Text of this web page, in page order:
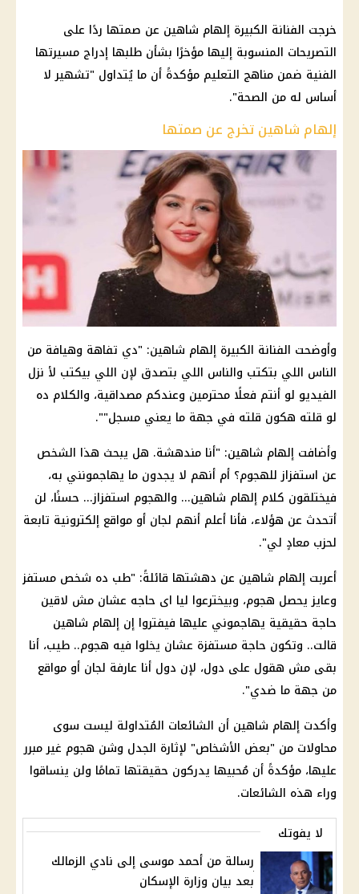
خرجت الفنانة الكبيرة إلهام شاهين عن صمتها ردًا على
التصريحات المنسوبة إليها مؤخرًا بشأن طلبها إدراج مسيرتها
الفنية ضمن مناهج التعليم مؤكدةً أن ما يُتداول "تشهير لا
أساس له من الصحة".
إلهام شاهين تخرج عن صمتها
وأوضحت الفنانة الكبيرة إلهام شاهين: "دي تفاهة وهيافة من
الناس اللي بتكتب والناس اللي بتصدق لإن اللي بيكتب لأ نزل
الفيديو لو أنتم فعلًا محترمين وعندكم مصداقية، والكلام ده
لو قلته هكون قلته في جهة ما يعني مسجل"".
وأضافت إلهام شاهين: "أنا مندهشة. هل يبحث هذا الشخص
عن استفزاز للهجوم؟ أم أنهم لا يجدون ما يهاجمونني به،
فيختلقون كلام إلهام شاهين... والهجوم استفزاز... حسنًا، لن
أتحدث عن هؤلاء، فأنا أعلم أنهم لجان أو مواقع إلكترونية تابعة
لحزب معادٍ لي".
أعربت إلهام شاهين عن دهشتها قائلةً: "طب ده شخص مستفز
وعايز يحصل هجوم، وبيخترعوا ليا اى حاجه عشان مش لاقين
حاجة حقيقية يهاجموني عليها فيفتروا إن إلهام شاهين
قالت.. وتكون حاجة مستفزة عشان يخلوا فيه هجوم.. طيب، أنا
بقى مش هقول على دول، لإن دول أنا عارفة لجان أو مواقع
من جهة ما ضدي".
وأكدت إلهام شاهين أن الشائعات المُتداولة ليست سوى
محاولات من "بعض الأشخاص" لإثارة الجدل وشن هجوم غير مبرر
عليها، مؤكدةً أن مُحبيها يدركون حقيقتها تمامًا ولن ينساقوا
وراء هذه الشائعات.
لا يفوتك
رسالة من أحمد موسى إلى نادي الزمالك
بعد بيان وزارة الإسكان